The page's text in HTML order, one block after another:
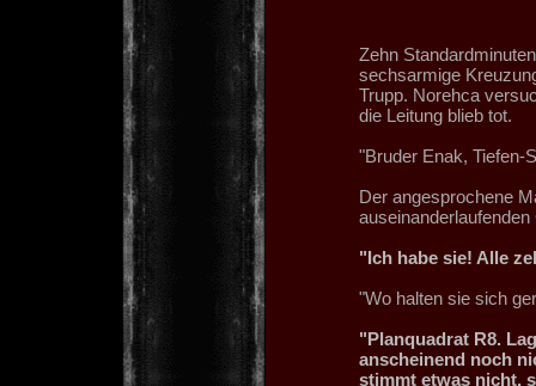
Zehn
sechsarmige
Trupp. Norehca
die Leitung blieb tot.
"Bruder Enak, Tiefen-
Der angesprochene
"Ich habe sie! Alle
"Wo halten sie sich
"Planquadrat R8.
anscheinend noch
stimmt etwas nicht,